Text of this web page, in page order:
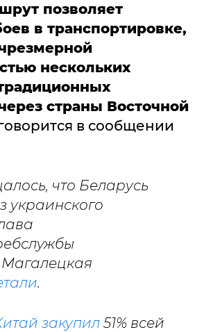
позволяет
в транспортировке,
нескольких
страны Восточной
в сообщении
что Беларусь
украинского
.
закупил 51% всей